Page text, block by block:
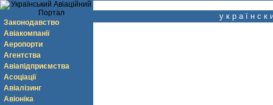
Законодавство
Авіакомпанії
Аеропорти
Агентства
Авіапідприємства
Асоціації
Авіалізинг
Авіоніка
у к р а ї н с